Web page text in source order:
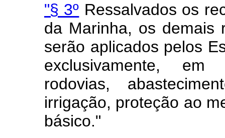
"§ 3º Ressalvados os
da Marinha, os demais
serão aplicados pelos
exclusivamente, em
rodovias,
irrigação, proteção ao
básico."